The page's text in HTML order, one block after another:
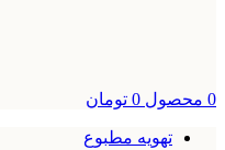
0 محصول 0 تومان
تهویه مطبوع